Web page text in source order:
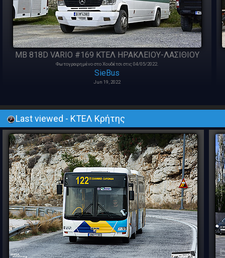
MB 818D VARIO #169 ΚΤΕΛ ΗΡΑΚΛΕΙΟΥ-ΛΑΣΙΘΙΟΥ
Φωτογραφημένο στο Χουδέτσι στις 04/05/2022.
SieBus
Jun 19, 2022
Last viewed - ΚΤΕΛ Κρήτης